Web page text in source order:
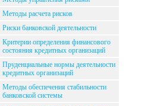
Методы расчета рисков
Риски банковской деятельности
Критерии определения финансового
состояния кредитных организаций
Пруденциальные нормы деятельности
кредитных организаций
Методы обеспечения стабильности
банковской системы